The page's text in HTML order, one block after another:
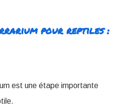
pour reptiles :
est une étape importante